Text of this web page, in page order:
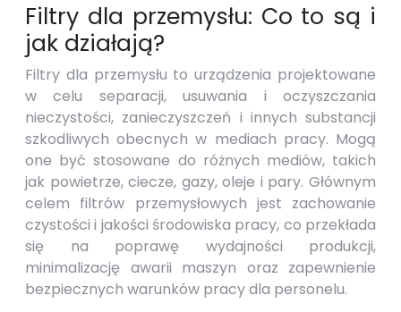
Filtry dla przemysłu: Co to są i
jak działają?
Filtry dla przemysłu to urządzenia projektowane
w celu separacji, usuwania i oczyszczania
nieczystości, zanieczyszczeń i innych substancji
szkodliwych obecnych w mediach pracy. Mogą
one być stosowane do różnych mediów, takich
jak powietrze, ciecze, gazy, oleje i pary. Głównym
celem filtrów przemysłowych jest zachowanie
czystości i jakości środowiska pracy, co przekłada
się na poprawę wydajności produkcji,
minimalizację awarii maszyn oraz zapewnienie
bezpiecznych warunków pracy dla personelu.